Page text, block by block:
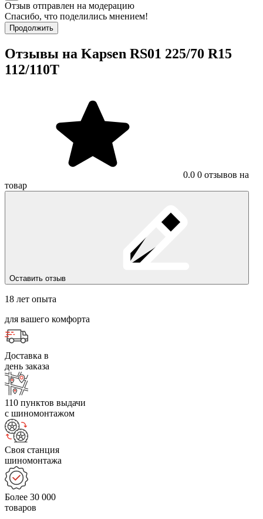
Отзыв отправлен на модерацию
Спасибо, что поделились мнением!
Продолжить
Отзывы на Kapsen RS01 225/70 R15
112/110T
0.0 0 отзывов на
товар
Оставить отзыв
18 лет опыта
для вашего комфорта
Доставка в
день заказа
110 пунктов выдачи
с шиномонтажом
Своя станция
шиномонтажа
Более 30 000
товаров